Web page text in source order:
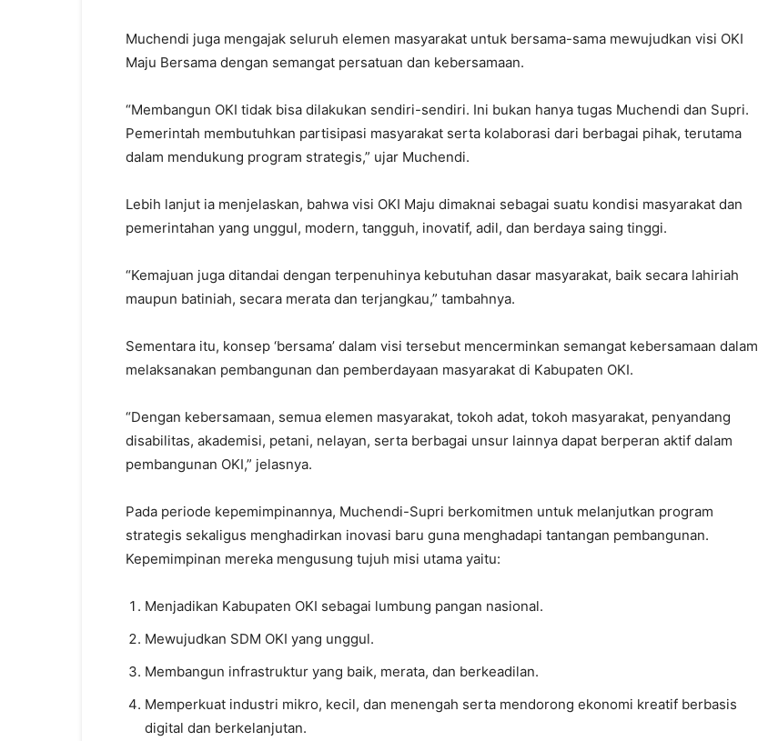
Muchendi juga mengajak seluruh elemen masyarakat untuk bersama-sama mewujudkan visi OKI
Maju Bersama dengan semangat persatuan dan kebersamaan.
“Membangun OKI tidak bisa dilakukan sendiri-sendiri. Ini bukan hanya tugas Muchendi dan Supri.
Pemerintah membutuhkan partisipasi masyarakat serta kolaborasi dari berbagai pihak, terutama
dalam mendukung program strategis,” ujar Muchendi.
Lebih lanjut ia menjelaskan, bahwa visi OKI Maju dimaknai sebagai suatu kondisi masyarakat dan
pemerintahan yang unggul, modern, tangguh, inovatif, adil, dan berdaya saing tinggi.
“Kemajuan juga ditandai dengan terpenuhinya kebutuhan dasar masyarakat, baik secara lahiriah
maupun batiniah, secara merata dan terjangkau,” tambahnya.
Sementara itu, konsep ‘bersama’ dalam visi tersebut mencerminkan semangat kebersamaan dalam
melaksanakan pembangunan dan pemberdayaan masyarakat di Kabupaten OKI.
“Dengan kebersamaan, semua elemen masyarakat, tokoh adat, tokoh masyarakat, penyandang
disabilitas, akademisi, petani, nelayan, serta berbagai unsur lainnya dapat berperan aktif dalam
pembangunan OKI,” jelasnya.
Pada periode kepemimpinannya, Muchendi-Supri berkomitmen untuk melanjutkan program
strategis sekaligus menghadirkan inovasi baru guna menghadapi tantangan pembangunan.
Kepemimpinan mereka mengusung tujuh misi utama yaitu:
Menjadikan Kabupaten OKI sebagai lumbung pangan nasional.
Mewujudkan SDM OKI yang unggul.
Membangun infrastruktur yang baik, merata, dan berkeadilan.
Memperkuat industri mikro, kecil, dan menengah serta mendorong ekonomi kreatif berbasis
digital dan berkelanjutan.